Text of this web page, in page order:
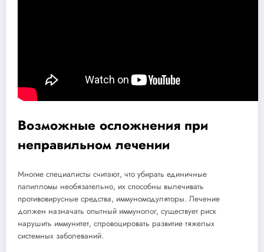
Возможные осложнения при
неправильном лечении
Многие специалисты считают, что убирать единичные
папилломы необязательно, их способны вылечивать
противовирусные средства, иммуномодуляторы. Лечение
должен назначать опытный иммунолог, существует риск
нарушить иммунитет, спровоцировать развитие тяжелых
системных заболеваний.